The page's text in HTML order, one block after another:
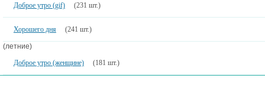
Доброе утро (gif) (231 шт.)
Хорошего дня (241 шт.)
(летние)
Доброе утро (женщине)
(181 шт.)